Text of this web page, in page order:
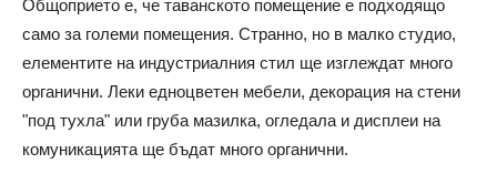
Общоприето е, че таванското помещение е подходящо
само за големи помещения. Странно, но в малко студио,
елементите на индустриалния стил ще изглеждат много
органични. Леки едноцветен мебели, декорация на стени
"под тухла" или груба мазилка, огледала и дисплеи на
комуникацията ще бъдат много органични.